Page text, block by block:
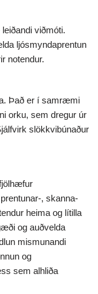
viðmóti.
ljósmyndaprentun
notendur.
Það er í samræmi
orku, sem dregur úr
slökkvibúnaður
, skanna-
heima og lítilla
og auðvelda
mismunandi
og
sem alhliða